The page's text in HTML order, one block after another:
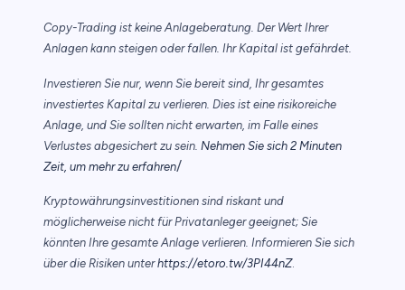
Copy-Trading ist keine Anlageberatung. Der Wert Ihrer
Anlagen kann steigen oder fallen. Ihr Kapital ist gefährdet.
Investieren Sie nur, wenn Sie bereit sind, Ihr gesamtes
investiertes Kapital zu verlieren. Dies ist eine risikoreiche
Anlage, und Sie sollten nicht erwarten, im Falle eines
Verlustes abgesichert zu sein. Nehmen Sie sich 2 Minuten
Zeit, um mehr zu erfahren/
Kryptowährungsinvestitionen sind riskant und
möglicherweise nicht für Privatanleger geeignet; Sie
könnten Ihre gesamte Anlage verlieren. Informieren Sie sich
über die Risiken unter https://etoro.tw/3PI44nZ.